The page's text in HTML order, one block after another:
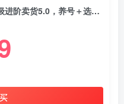
（10332期）2024闲鱼无货源高级进阶卖货5.0，养号＋选品＋上架＋优化＋出单整套流程